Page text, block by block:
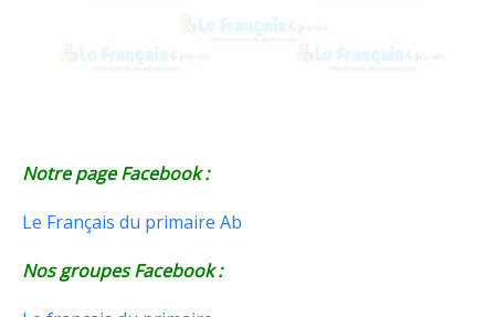
Notre page Facebook :
Le Français du primaire Ab
Nos groupes Facebook :